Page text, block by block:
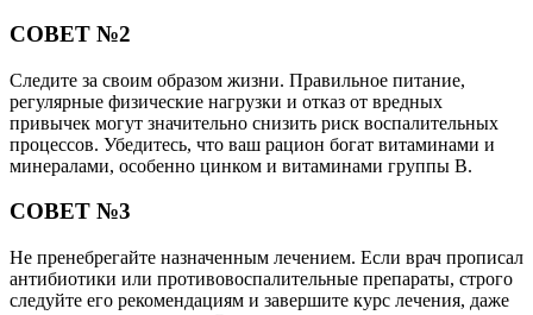
СОВЕТ №2
Следите за своим образом жизни. Правильное питание,
регулярные физические нагрузки и отказ от вредных
привычек могут значительно снизить риск воспалительных
процессов. Убедитесь, что ваш рацион богат витаминами и
минералами, особенно цинком и витаминами группы B.
СОВЕТ №3
Не пренебрегайте назначенным лечением. Если врач прописал
антибиотики или противовоспалительные препараты, строго
следуйте его рекомендациям и завершите курс лечения, даже